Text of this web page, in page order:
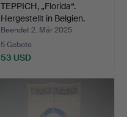
TEPPICH, „Florida“.
Hergestellt in Belgien.
Beendet 2. Mär 2025
5 Gebote
53 USD